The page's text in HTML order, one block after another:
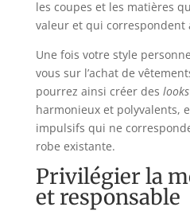
les coupes et les matières
valeur et qui correspondent
Une fois votre style
vous sur l’achat de
pourrez ainsi créer des
harmonieux et polyvalents,
impulsifs qui ne
robe existante.
Privilégier la
et responsable